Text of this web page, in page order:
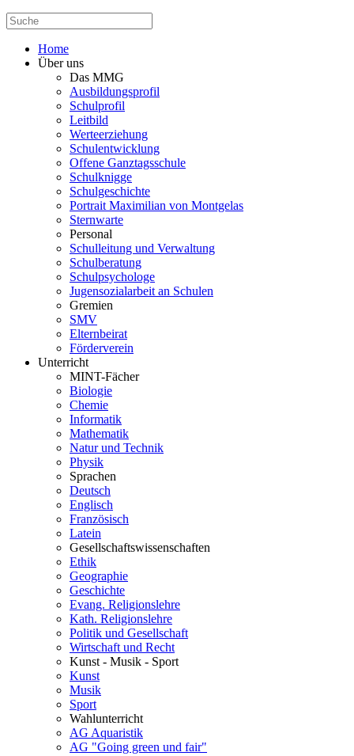
Home
Über uns
Das MMG
Ausbildungsprofil
Schulprofil
Leitbild
Werteerziehung
Schulentwicklung
Offene Ganztagsschule
Schulknigge
Schulgeschichte
Portrait Maximilian von Montgelas
Sternwarte
Personal
Schulleitung und Verwaltung
Schulberatung
Schulpsychologe
Jugensozialarbeit an Schulen
Gremien
SMV
Elternbeirat
Förderverein
Unterricht
MINT-Fächer
Biologie
Chemie
Informatik
Mathematik
Natur und Technik
Physik
Sprachen
Deutsch
Englisch
Französisch
Latein
Gesellschaftswissenschaften
Ethik
Geographie
Geschichte
Evang. Religionslehre
Kath. Religionslehre
Politik und Gesellschaft
Wirtschaft und Recht
Kunst - Musik - Sport
Kunst
Musik
Sport
Wahlunterricht
AG Aquaristik
AG "Going green und fair"